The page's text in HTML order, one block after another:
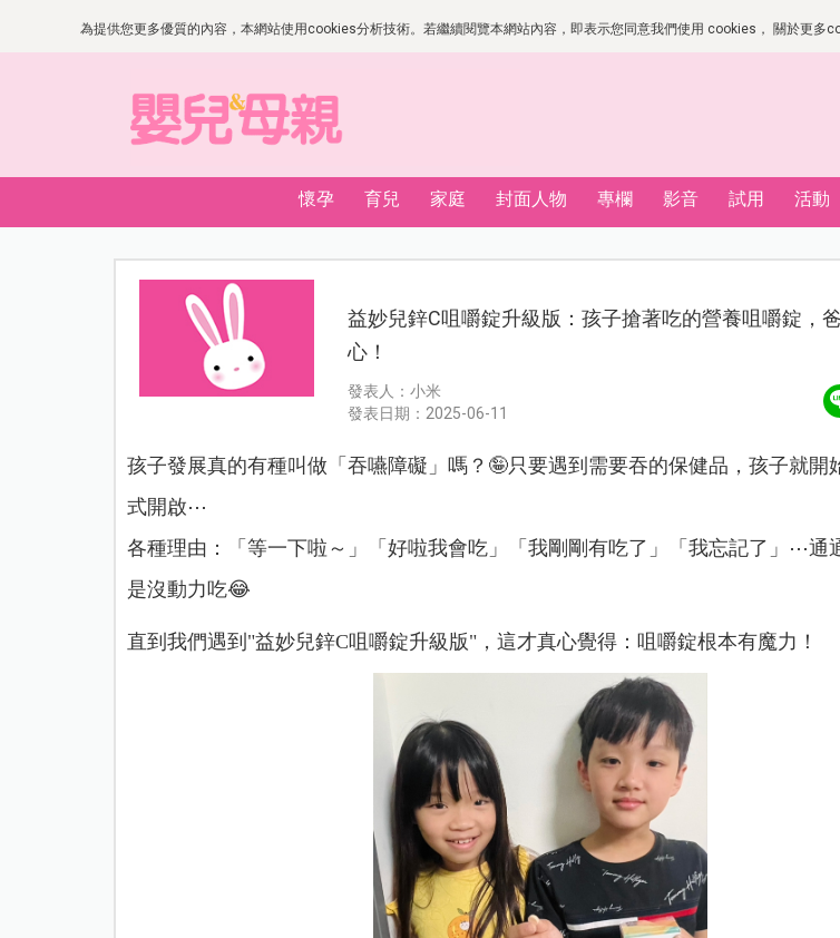
為提供您更多優質的內容，本網站使用cookies分析技術。若繼續閱覽本網站內容，即表示您同意我們使用 cookies， 關於更多
懷孕 育兒 家庭 封面人物 專欄 影音 試用 活動
益妙兒鋅C咀嚼錠升級版：孩子搶著吃的營養咀嚼錠，
心！
發表人：小米
發表日期：2025-06-11
孩子發展真的有種叫做「吞嚥障礙」嗎？🤪只要遇到需要吞的保健品，孩子就開
式開啟⋯
各種理由：「等一下啦～」「好啦我會吃」「我剛剛有吃了」「我忘記了」⋯通
是沒動力吃😂
直到我們遇到"益妙兒鋅C咀嚼錠升級版"，這才真心覺得：咀嚼錠根本有魔力！